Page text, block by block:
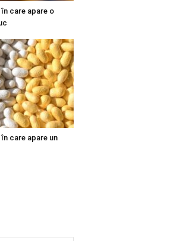
care apare o
care apare un